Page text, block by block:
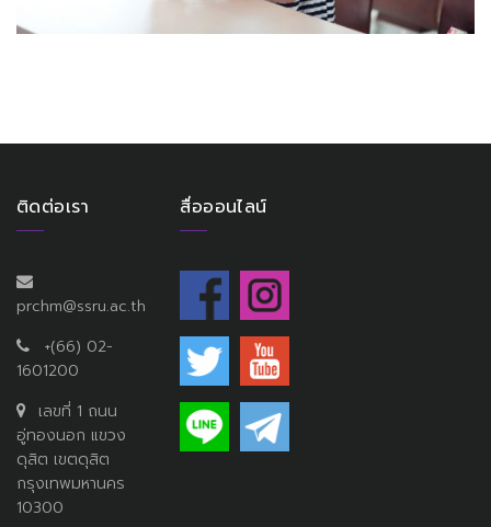
ติดต่อเรา
prchm@ssru.ac.th
+(66) 02-
1601200
เลขที่ 1 ถนน
อู่ทองนอก แขวง
ดุสิต เขตดุสิต
กรุงเทพมหานคร
10300
สื่อออนไลน์